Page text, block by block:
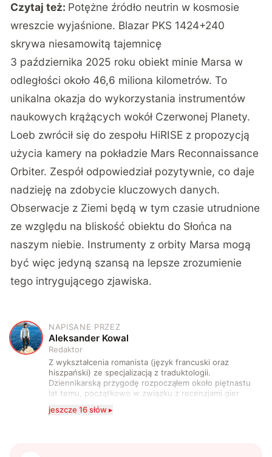
Czytaj też: Potężne źródło neutrin w kosmosie
wreszcie wyjaśnione. Blazar PKS 1424+240
skrywa niesamowitą tajemnicę
3 października 2025 roku obiekt minie Marsa w
odległości około 46,6 miliona kilometrów. To
unikalna okazja do wykorzystania instrumentów
naukowych krążących wokół Czerwonej Planety.
Loeb zwrócił się do zespołu HiRISE z propozycją
użycia kamery na pokładzie Mars Reconnaissance
Orbiter. Zespół odpowiedział pozytywnie, co daje
nadzieję na zdobycie kluczowych danych.
Obserwacje z Ziemi będą w tym czasie utrudnione
ze względu na bliskość obiektu do Słońca na
naszym niebie. Instrumenty z orbity Marsa mogą
być więc jedyną szansą na lepsze zrozumienie
tego intrygującego zjawiska.
A
NAPISANE PRZEZ
Aleksander Kowal
Redaktor
Z wykształcenia romanista (język francuski oraz
hiszpański) ze specjalizacją z traduktologii.
Dziennikarską przygodę rozpocząłem około piętnastu
lat temu, początkowo w związku z recenzjami gier
komputerowych i filmów. Obecnie publikuję
zdecydowanie częściej na tematy związane z nauką
także uprawiać oraz oglądać sport.
jeszcze 16 słów ▸